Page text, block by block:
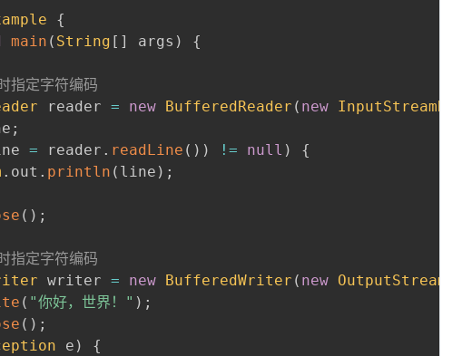
{
main ( String [ ] args )
{
定字符编码
reader = new BufferedReader ( new
;
= reader . readLine ( ) ) != null )
{
. out . println ( line ) ;
( ) ;
定字符编码
writer = new BufferedWriter ( new
( "你好，世界！" ) ;
( ) ;
e )
{